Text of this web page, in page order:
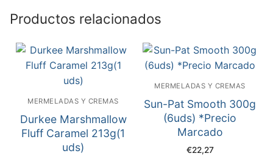
Productos relacionados
MERMELADAS Y CREMAS
Durkee Marshmallow
Fluff Caramel 213g(1
uds)
MERMELADAS Y CREMAS
Sun-Pat Smooth 300g
(6uds) *Precio
Marcado
€22,27